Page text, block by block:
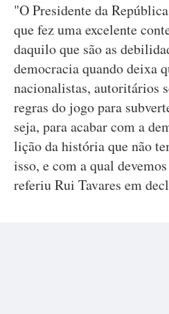
"O Presidente da
que fez uma excelente
daquilo que são as
democracia quando deixa
nacionalistas, autoritários
regras do jogo para
seja, para acabar com a
lição da história que não
isso, e com a qual
referiu Rui Tavares em